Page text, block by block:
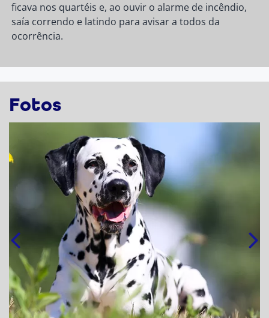
ficava nos quartéis e, ao ouvir o alarme de incêndio,
saía correndo e latindo para avisar a todos da
ocorrência.
Fotos